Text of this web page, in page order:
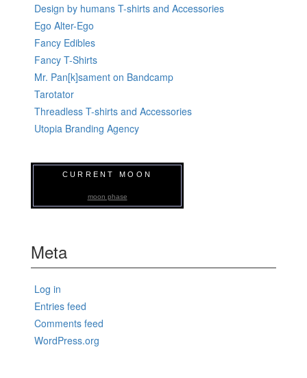
Design by humans T-shirts and Accessories
Ego Alter-Ego
Fancy Edibles
Fancy T-Shirts
Mr. Pan[k]sament on Bandcamp
Tarotator
Threadless T-shirts and Accessories
Utopia Branding Agency
CURRENT MOON
moon phase
Meta
Log in
Entries feed
Comments feed
WordPress.org